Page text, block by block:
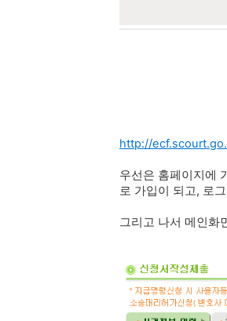
http://
우선은 홈페이지에
로 가입이 되고, 로
그리고 나서 메인화